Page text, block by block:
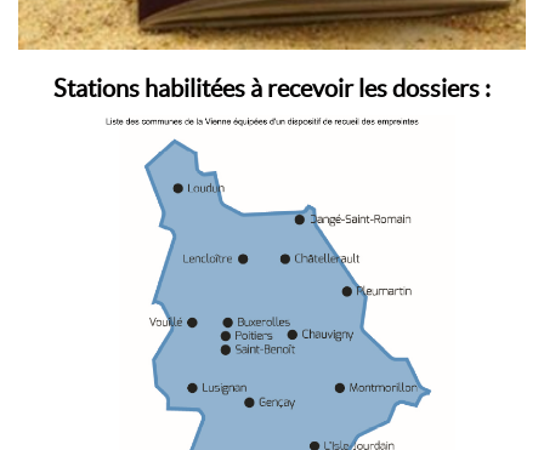
Stations habilitées à recevoir les dossiers :